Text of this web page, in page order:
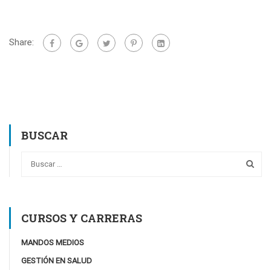
Share:
BUSCAR
CURSOS Y CARRERAS
MANDOS MEDIOS
GESTIÓN EN SALUD